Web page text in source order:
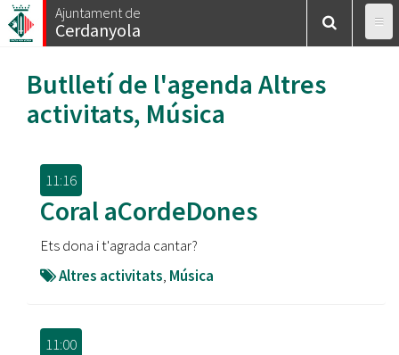
Vés
al
Ajuntament de
Cerdanyola
Butlletí de l'agenda Altres
activitats, Música
11:16
Coral aCordeDones
Ets dona i t'agrada cantar?
Altres activitats, Música
11:00